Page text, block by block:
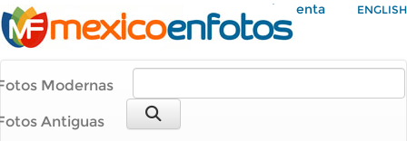
Mi Cuenta ENGLISH
Modernas
Antiguas